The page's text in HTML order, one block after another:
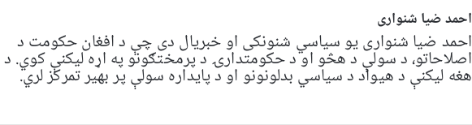
احمد ضیا شنواری
احمد ضیا شنواری یو سياسي شنونکی او خبریال دی چې د افغان حکومت د
اصلاحاتو، د سولې د هڅو او د حکومتدارۍ د پرمختګونو په اړه لیکنې کوي. د
هغه لیکنې د هیواد د سیاسي بدلونونو او د پایداره سولې پر بهیر تمرکز لري.